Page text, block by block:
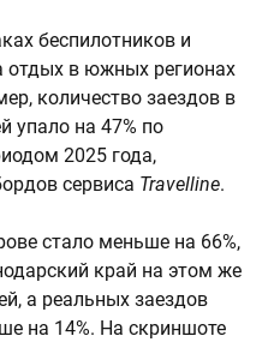
беспилотников и
отдых в южных регионах
количество заездов в
упало на 47% по
2025 года,
сервиса Travelline.
стало меньше на 66%,
край на этом же
а реальных заездов
на 14%. На скриншоте